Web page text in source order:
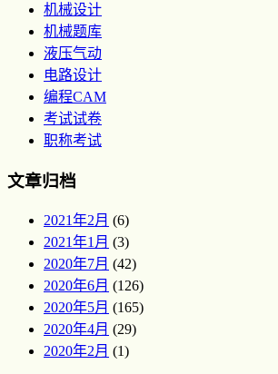
机械设计
机械题库
液压气动
电路设计
编程CAM
考试试卷
职称考试
文章归档
2021年2月 (6)
2021年1月 (3)
2020年7月 (42)
2020年6月 (126)
2020年5月 (165)
2020年4月 (29)
2020年2月 (1)